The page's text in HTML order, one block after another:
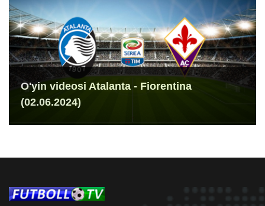
O'yin videosi Atalanta - Fiorentina
(02.06.2024)